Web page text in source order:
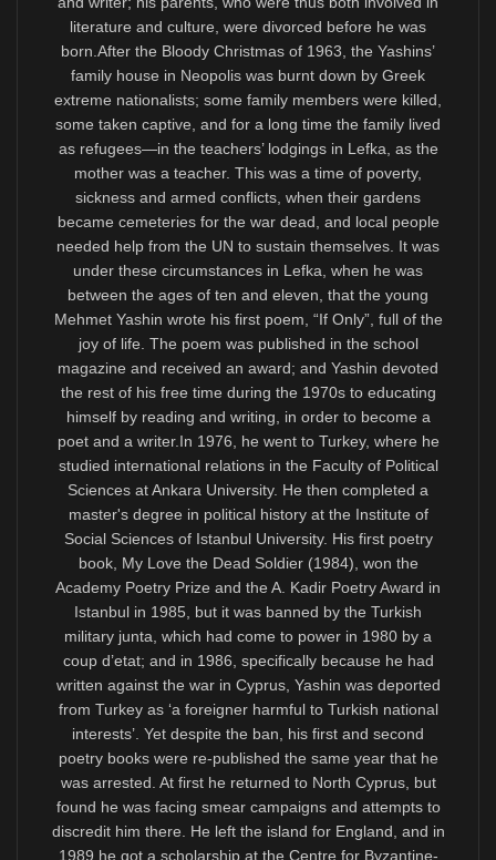
Türkçeye AB içinde alan açılması gibi önemli bir
konunun, Kıbrıs’taki Toplumlararası Görüşmeler veya
“İki-Toplumluluk” ötesindeki temel bir yurttaşlık ve insan
hakkı olduğunu da belirtmek gerekir. O bakımdan
“Kültürel Yakınlaşma” adımlarına bile bağlanamaz, ama
yakınlaşma için güven verici bir adım olur.
Gerek kültürel yakınlaşma çalışmalarında gerekse
Türkçeye AB üyesi Kıbrıs’ta alan açılmasında, Türkçe
yazan bir Kıbrıslı şair ve yazar olarak beni temsil
etmesi beklenen öncelikle Kıbrıs Cumhuriyeti’dir. Çünkü
vatandaşıyım. Ada’daki Toplumlararası Görüşmeler
yeniden başlasa ve “İki-Toplumluluk” esasında kültür
komiteleri kurulsa da benim haklarımın korunmasını
Kıbrıslıtürklerin seçmediği Ersin Tatar’dan değil, hiç
değilse AB’nin tanıdığı 1960 anayasasına göre tüm
Kıbrıs’ın Cumhurbaşkanı sıfatıyla seçilmiş Nikos
Hristodoulides’ten beklemem daha gerçekçi ve
hukukidir.
Türkiye’ye ilhakın ön adımı olan kuzeydeki ayrılıkçı
devlet yerine bağımsız Kıbrıs Cumhuriyeti
çerçevesinde çözüme ulaşılmasını savunan birçok
Kıbrıslıtürk kültür insanı gibi ben de, Türkçe yazıyor
olsam bile, KKTC’den destek bekleyemem. Dünyaya
Kıbrıslıtürkler adına kurulduğu propagandası yapılan
KKTC, Kıbrıslıtürk toplumunu temsil etmek bir yana,
kültürel kimliğini silmek, toplumsal varlığını ortadan
kaldırmak doğrultusunda bir işlev görüyor. Hele Mustafa
Akıncı’dan sonra Kıbrıslıtürk tarihinde ilk kez tamamen
kukla bir idare oluşturulduğu için Kıbrıs Cumhuriyeti’nin
Kıbrıslıtürklere sahip çıkması yönündeki beklenti
artmıştır.